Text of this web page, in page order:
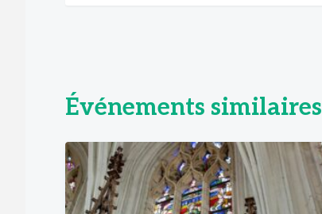
Événements similaires